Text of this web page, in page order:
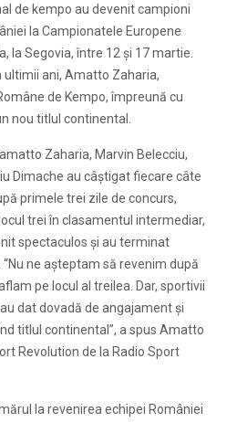
de kempo au devenit campioni
la Campionatele Europene
la Segovia, între 12 şi 17 martie.
ani, Amatto Zaharia,
de Kempo, împreună cu
nou titlul continental.
Zaharia, Marvin Belecciu,
Dimache au câştigat fiecare câte
primele trei zile de concurs,
trei în clasamentul intermediar,
spectaculos şi au terminat
ne aşteptam să revenim după
pe locul al treilea. Dar, sportivii
dat dovadă de angajament şi
titlul continental”, a spus Amatto
Revolution de la Radio Sport
la revenirea echipei României